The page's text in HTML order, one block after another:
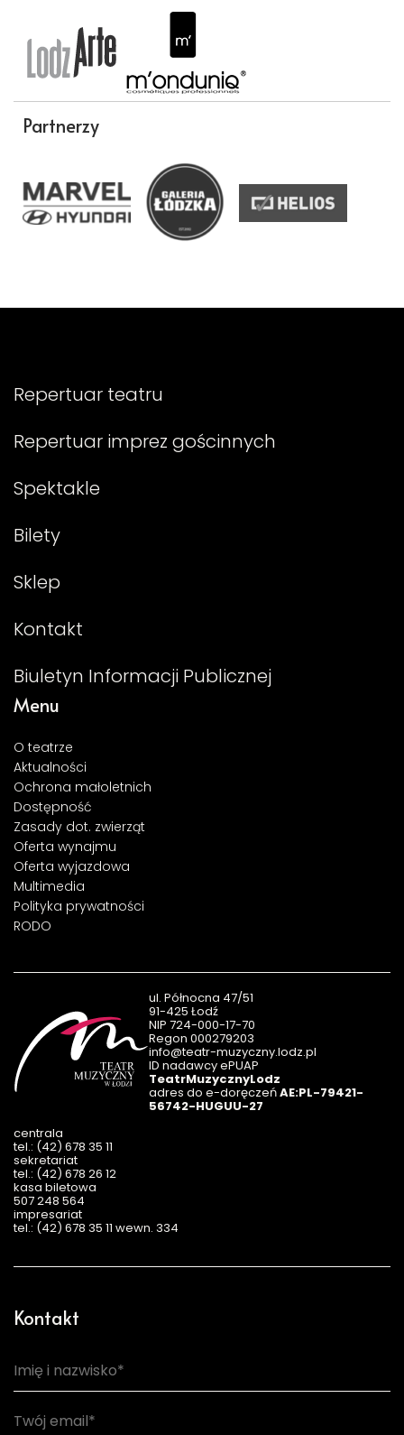
Partnerzy
Repertuar teatru
Repertuar imprez gościnnych
Spektakle
Bilety
Sklep
Kontakt
Biuletyn Informacji Publicznej
Menu
O teatrze
Aktualności
Ochrona małoletnich
Dostępność
Zasady dot. zwierząt
Oferta wynajmu
Oferta wyjazdowa
Multimedia
Polityka prywatności
RODO
ul. Północna 47/51
91-425 Łodź
NIP 724-000-17-70
Regon 000279203
info@teatr-muzyczny.lodz.pl
ID nadawcy ePUAP
TeatrMuzycznyLodz
adres do e-doręczeńAE:PL-79421-
56742-HUGUU-27
centrala
tel.: (42) 678 35 11
sekretariat
tel.: (42) 678 26 12
kasa biletowa
507 248 564
impresariat
tel.: (42) 678 35 11 wewn. 334
Kontakt